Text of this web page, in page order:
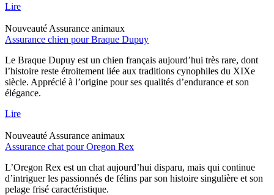
Lire
Nouveauté Assurance animaux
Assurance chien pour Braque Dupuy
Le Braque Dupuy est un chien français aujourd’hui très rare, dont
l’histoire reste étroitement liée aux traditions cynophiles du XIXe
siècle. Apprécié à l’origine pour ses qualités d’endurance et son
élégance.
Lire
Nouveauté Assurance animaux
Assurance chat pour Oregon Rex
L’Oregon Rex est un chat aujourd’hui disparu, mais qui continue
d’intriguer les passionnés de félins par son histoire singulière et son
pelage frisé caractéristique.